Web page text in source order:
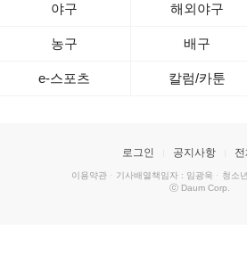
야구 해외야구
농구 배구
e-스포츠 칼럼/카툰
로그인 공지사항 전
이용약관 · 기사배열책임자 : 임광욱 · 청소
ⓒ Daum Corp.